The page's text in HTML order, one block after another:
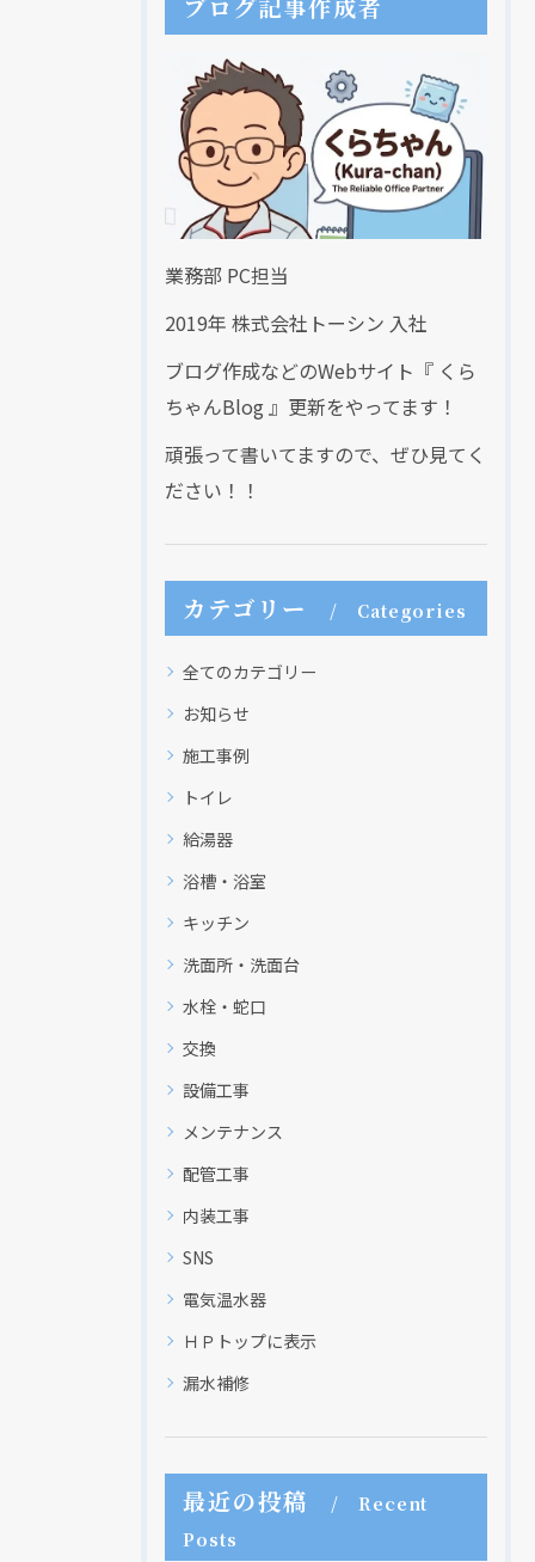
業務部 PC担当
2019年 株式会社トーシン 入社
ブログ作成などのWebサイト『 くら
ちゃんBlog 』更新をやってます！
頑張って書いてますので、ぜひ見てく
ださい！！
カテゴリー Categories
全てのカテゴリー
お知らせ
施工事例
トイレ
給湯器
浴槽・浴室
キッチン
洗面所・洗面台
水栓・蛇口
交換
設備工事
メンテナンス
配管工事
内装工事
SNS
電気温水器
ＨＰトップに表示
漏水補修
最近の投稿
Recent
Posts
現在、新聞に入っている折込チラシです。
現在、新聞に入っている折込チラシです。